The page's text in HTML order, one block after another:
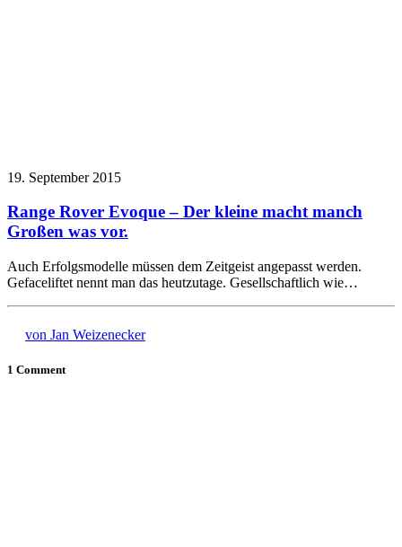
19. September 2015
Range Rover Evoque – Der kleine macht manch
Großen was vor.
Auch Erfolgsmodelle müssen dem Zeitgeist angepasst werden.
Gefaceliftet nennt man das heutzutage. Gesellschaftlich wie…
von Jan Weizenecker
1 Comment